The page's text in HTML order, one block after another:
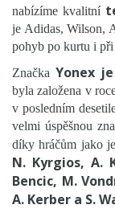
nabízíme kvalitní
je Adidas, Wilson,
pohyb po kurtu i při
Značka Yonex
byla založena v
v posledním
velmi úspěšnou
díky hráčům jako je
N. Kyrgios, A.
Bencic, M.
A. Kerber a S.